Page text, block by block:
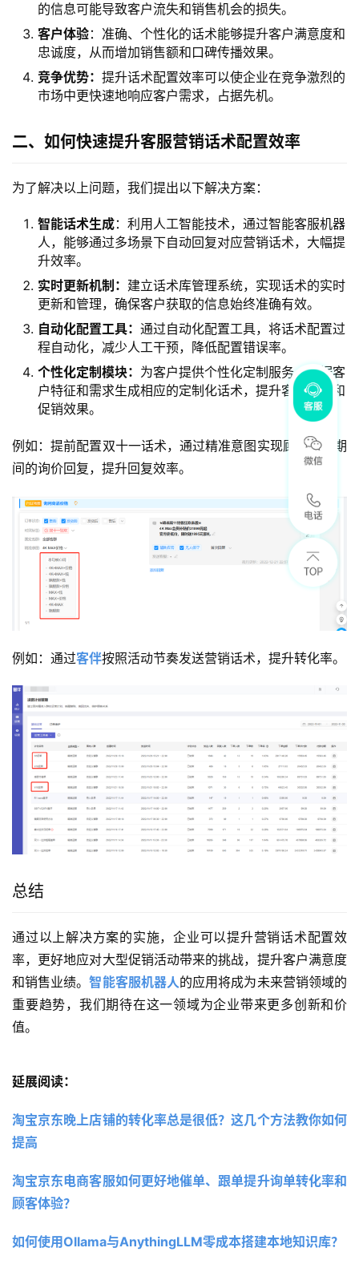
的信息可能导致客户流失和销售机会的损失。
客户体验：准确、个性化的话术能够提升客户满意度和
忠诚度，从而增加销售额和口碑传播效果。
竞争优势： 提升话术配置效率可以使企业在竞争激烈的
市场中更快速地响应客户需求，占据先机。
二、如何快速提升客服营销话术配置效率
为了解决以上问题，我们提出以下解决方案：
智能话术生成：利用人工智能技术，通过智能客服机器
人，能够通过多场景下自动回复对应营销话术，大幅提
升效率。
实时更新机制： 建立话术库管理系统，实现话术的实时
更新和管理，确保客户获取的信息始终准确有效。
自动化配置工具： 通过自动化配置工具，将话术配置过
程自动化，减少人工干预，降低配置错误率。
个性化定制模块： 为客户提供个性化定制服务，根据客
户特征和需求生成相应的定制化话术，提升客户体验和
促销效果。
例如：提前配置双十一话术，通过精准意图实现顾客活动期
间的询价回复，提升回复效率。
例如：通过客伴按照活动节奏发送营销话术，提升转化率。
总结
通过以上解决方案的实施，企业可以提升营销话术配置效
率，更好地应对大型促销活动带来的挑战，提升客户满意度
和销售业绩。智能客服机器人的应用将成为未来营销领域的
重要趋势，我们期待在这一领域为企业带来更多创新和价
值。
延展阅读：
淘宝京东晚上店铺的转化率总是很低？这几个方法教你如何
提高
淘宝京东电商客服如何更好地催单、跟单提升询单转化率和
顾客体验？
如何使用Ollama与AnythingLLM零成本搭建本地知识库？